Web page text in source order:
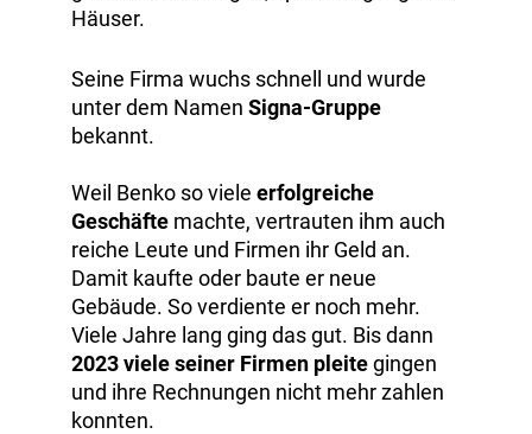
Häuser.
Seine Firma wuchs schnell und wurde
unter dem Namen Signa-Gruppe
bekannt.
Weil Benko so viele erfolgreiche
Geschäfte machte, vertrauten ihm auch
reiche Leute und Firmen ihr Geld an.
Damit kaufte oder baute er neue
Gebäude. So verdiente er noch mehr.
Viele Jahre lang ging das gut. Bis dann
2023 viele seiner Firmen pleitegingen
und ihre Rechnungen nicht mehr zahlen
konnten.